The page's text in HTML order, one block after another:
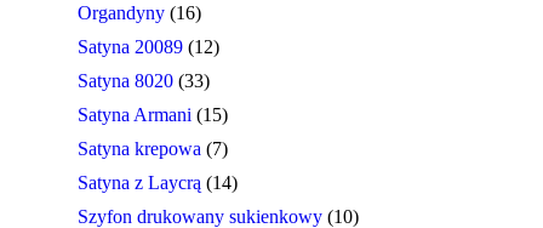
Organdyny (16)
Satyna 20089 (12)
Satyna 8020 (33)
Satyna Armani (15)
Satyna krepowa (7)
Satyna z Laycrą (14)
Szyfon drukowany sukienkowy (10)